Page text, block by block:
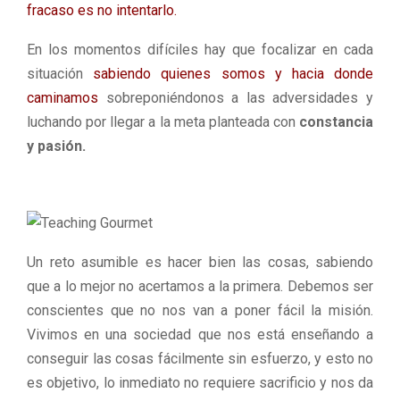
fracaso es no intentarlo.
En los momentos difíciles hay que focalizar en cada
situación sabiendo quienes somos y hacia donde
caminamos sobreponiéndonos a las adversidades y
luchando por llegar a la meta planteada con constancia
y pasión.
Un reto asumible es hacer bien las cosas, sabiendo
que a lo mejor no acertamos a la primera. Debemos ser
conscientes que no nos van a poner fácil la misión.
Vivimos en una sociedad que nos está enseñando a
conseguir las cosas fácilmente sin esfuerzo, y esto no
es objetivo, lo inmediato no requiere sacrificio y nos da